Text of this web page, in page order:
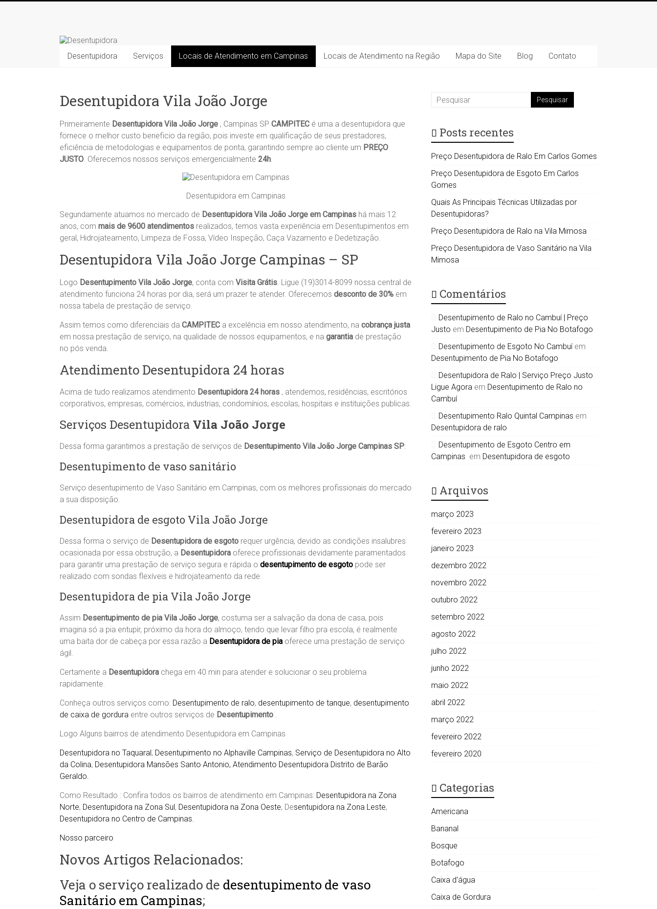
Desentupidora
Desentupidora
em
Preço
30
mais
barato!!
Desentupidora Serviços Locais de Atendimento em Campinas Locais de Atendimento na Região Mapa do Site Blog Contato
Desentupidora Vila João Jorge
Primeiramente Desentupidora Vila João Jorge , Campinas SP CAMPITEC é uma a desentupidora que
fornece o melhor custo beneficio da região, pois investe em qualificação de seus prestadores,
eficiência de metodologias e equipamentos de ponta, garantindo sempre ao cliente um PREÇO
JUSTO. Oferecemos nossos serviços emergencialmente 24h.
Desentupidora em Campinas
Segundamente atuamos no mercado de Desentupidora Vila João Jorge em Campinas há mais 12
anos, com mais de 9600 atendimentos realizados, temos vasta experiência em Desentupimentos em
geral, Hidrojateamento, Limpeza de Fossa, Vídeo Inspeção, Caça Vazamento e Dedetização.
Desentupidora Vila João Jorge Campinas – SP
Logo Desentupimento Vila João Jorge, conta com Visita Grátis. Ligue (19)3014-8099 nossa central de
atendimento funciona 24 horas por dia, será um prazer te atender. Oferecemos desconto de 30% em
nossa tabela de prestação de serviço.
Assim temos como diferenciais da CAMPITEC a excelência em nosso atendimento, na cobrança justa
em nossa prestação de serviço, na qualidade de nossos equipamentos, e na garantia de prestação
no pós venda.
Atendimento Desentupidora 24 horas
Acima de tudo realizamos atendimento Desentupidora 24 horas , atendemos, residências, escritórios
corporativos, empresas, comércios, industrias, condomínios, escolas, hospitais e instituições publicas.
Serviços Desentupidora Vila João Jorge
Dessa forma garantimos a prestação de serviços de Desentupimento Vila João Jorge Campinas SP:
Desentupimento de vaso sanitário
Serviço desentupimento de Vaso Sanitário em Campinas, com os melhores profissionais do mercado
a sua disposição.
Desentupidora de esgoto Vila João Jorge
Dessa forma o serviço de Desentupidora de esgoto requer urgência, devido as condições insalubres
ocasionada por essa obstrução, a Desentupidora oferece profissionais devidamente paramentados
para garantir uma prestação de serviço segura e rápida o desentupimento de esgoto pode ser
realizado com sondas flexíveis e hidrojateamento da rede.
Desentupidora de pia Vila João Jorge
Assim Desentupimento de pia Vila João Jorge, costuma ser a salvação da dona de casa, pois
imagina só a pia entupir, próximo da hora do almoço, tendo que levar filho pra escola, é realmente
uma baita dor de cabeça por essa razão a Desentupidora de pia oferece uma prestação de serviço
ágil.
Certamente a Desentupidora chega em 40 min para atender e solucionar o seu problema
rapidamente.
Conheça outros serviços como: Desentupimento de ralo, desentupimento de tanque, desentupimento
de caixa de gordura entre outros serviços de Desentupimento .
Logo Alguns bairros de atendimento Desentupidora em Campinas
Desentupidora no Taquaral, Desentupimento no Alphaville Campinas, Serviço de Desentupidora no Alto
da Colina, Desentupidora Mansões Santo Antonio, Atendimento Desentupidora Distrito de Barão
Geraldo.
Como Resultado : Confira todos os bairros de atendimento em Campinas: Desentupidora na Zona
Norte, Desentupidora na Zona Sul, Desentupidora na Zona Oeste, Desentupidora na Zona Leste,
Desentupidora no Centro de Campinas.
Nosso parceiro
Novos Artigos Relacionados:
Veja o serviço realizado de desentupimento de vaso
Sanitário em Campinas;
Posts recentes
Preço Desentupidora de Ralo Em Carlos Gomes
Preço Desentupidora de Esgoto Em Carlos
Gomes
Quais As Principais Técnicas Utilizadas por
Desentupidoras?
Preço Desentupidora de Ralo na Vila Mimosa
Preço Desentupidora de Vaso Sanitário na Vila
Mimosa
Comentários
Desentupimento de Ralo no Cambuí | Preço
Justo em Desentupimento de Pia No Botafogo
Desentupimento de Esgoto No Cambuíem
Desentupimento de Pia No Botafogo
Desentupidora de Ralo | Serviço Preço Justo
Ligue Agora em Desentupimento de Ralo no
Cambuí
Desentupimento Ralo Quintal Campinas em
Desentupidora de ralo
Desentupimento de Esgoto Centro em
Campinas em Desentupidora de esgoto
Arquivos
março 2023
fevereiro 2023
janeiro 2023
dezembro 2022
novembro 2022
outubro 2022
setembro 2022
agosto 2022
julho 2022
junho 2022
maio 2022
abril 2022
março 2022
fevereiro 2022
fevereiro 2020
Categorias
Americana
Bananal
Bosque
Botafogo
Caixa d'água
Caixa de Gordura